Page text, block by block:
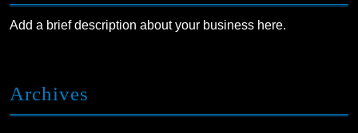
Add a brief description about your business here.
Archives